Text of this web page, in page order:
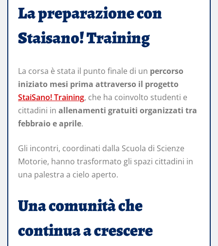
La preparazione con
Staisano! Training
La corsa è stata il punto finale di un percorso
iniziato mesi prima attraverso il progetto
StaiSano! Training, che ha coinvolto studenti e
cittadini in allenamenti gratuiti organizzati tra
febbraio e aprile.
Gli incontri, coordinati dalla Scuola di Scienze
Motorie, hanno trasformato gli spazi cittadini in
una palestra a cielo aperto.
Una comunità che
continua a crescere